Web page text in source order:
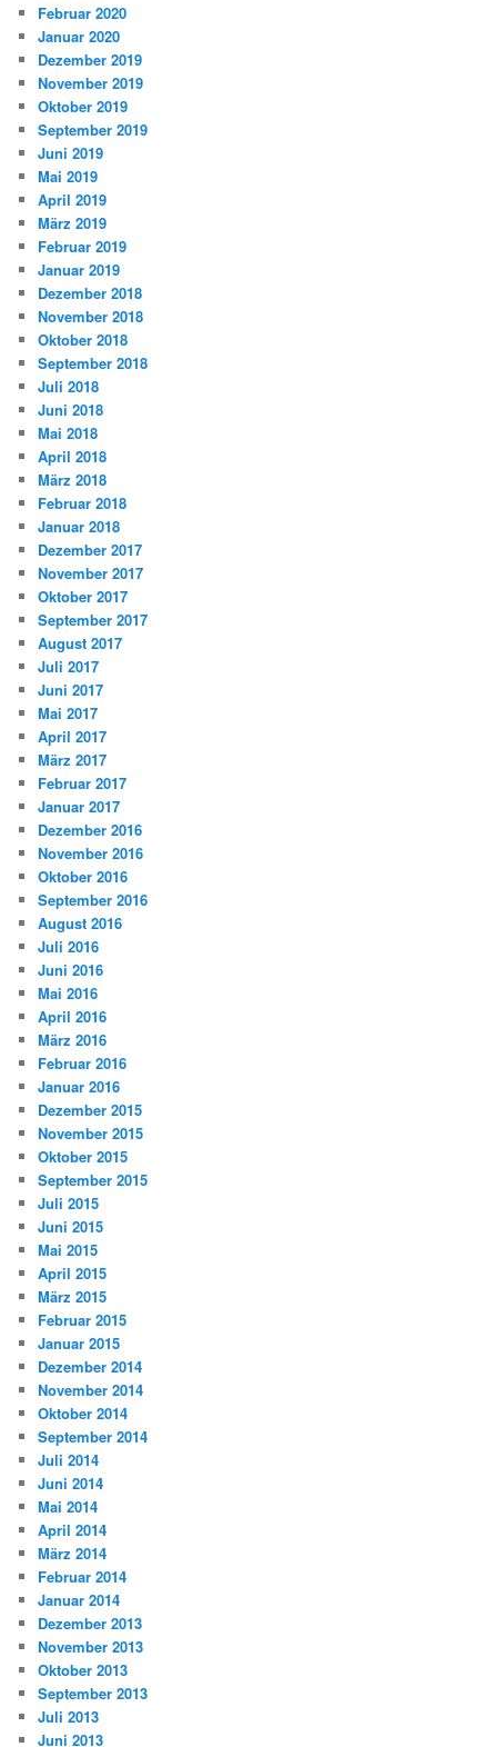
Februar 2020
Januar 2020
Dezember 2019
November 2019
Oktober 2019
September 2019
Juni 2019
Mai 2019
April 2019
März 2019
Februar 2019
Januar 2019
Dezember 2018
November 2018
Oktober 2018
September 2018
Juli 2018
Juni 2018
Mai 2018
April 2018
März 2018
Februar 2018
Januar 2018
Dezember 2017
November 2017
Oktober 2017
September 2017
August 2017
Juli 2017
Juni 2017
Mai 2017
April 2017
März 2017
Februar 2017
Januar 2017
Dezember 2016
November 2016
Oktober 2016
September 2016
August 2016
Juli 2016
Juni 2016
Mai 2016
April 2016
März 2016
Februar 2016
Januar 2016
Dezember 2015
November 2015
Oktober 2015
September 2015
Juli 2015
Juni 2015
Mai 2015
April 2015
März 2015
Februar 2015
Januar 2015
Dezember 2014
November 2014
Oktober 2014
September 2014
Juli 2014
Juni 2014
Mai 2014
April 2014
März 2014
Februar 2014
Januar 2014
Dezember 2013
November 2013
Oktober 2013
September 2013
Juli 2013
Juni 2013